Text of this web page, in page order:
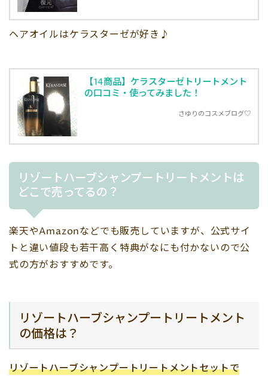
ヘアオイルはケラスターゼが好き♪
【14商品】ケラスターゼトリートメント
の口コミ・使ってみました！
さゆりのコスメブログ♡
リゾートハーブシャンプートリートメントは
どこで売ってるの？
楽天やAmazonなどでも販売していますが、公式サイ
トと違い値段も若干高く特典がなにも付かないので公
式の方がおすすめです。
リゾートハーブシャンプートリートメント
の価格は？
リゾートハーブシャンプートリートメントセットで